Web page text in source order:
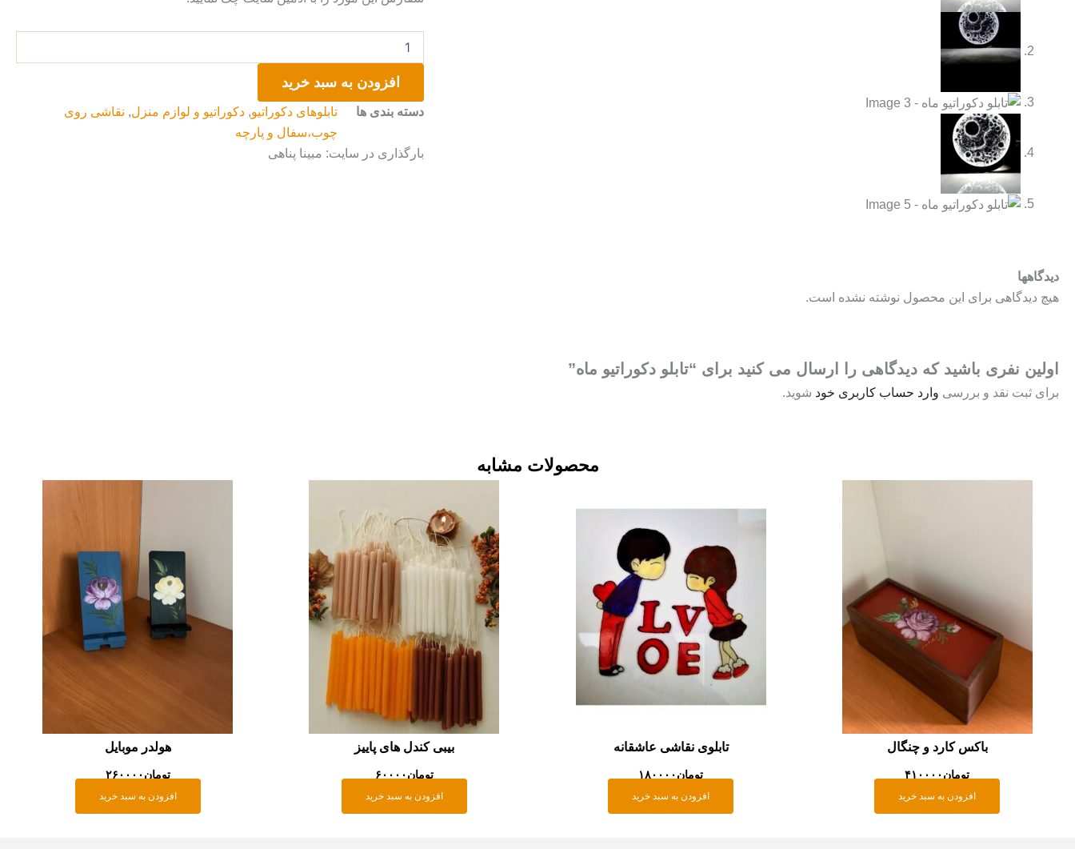
دکوراتیو
ماه
افزودن به سبد خرید
دسته بندی ها تابلوهای دکوراتیو,دکوراتیو و لوازم منزل, نقاشی روی
چوب،سفال و پارچه
بارگذاری در سایت: مبینا پناهی
دیدگاهها
هیچ دیدگاهی برای این محصول نوشته نشده است.
اولین نفری باشید که دیدگاهی را ارسال می کنید برای “تابلو دکوراتیو ماه”
برای ثبت نقد و بررسی وارد حساب کاربری خود شوید.
محصولات مشابه
باکس کارد و چنگال
تومان۴۱۰۰۰۰
افزودن به سبد خرید
تابلوی نقاشی عاشقانه
تومان۱۸۰۰۰۰
افزودن به سبد خرید
بیبی کندل های پاییز
تومان۶۰۰۰۰
افزودن به سبد خرید
هولدر موبایل
تومان۲۶۰۰۰۰
افزودن به سبد خرید